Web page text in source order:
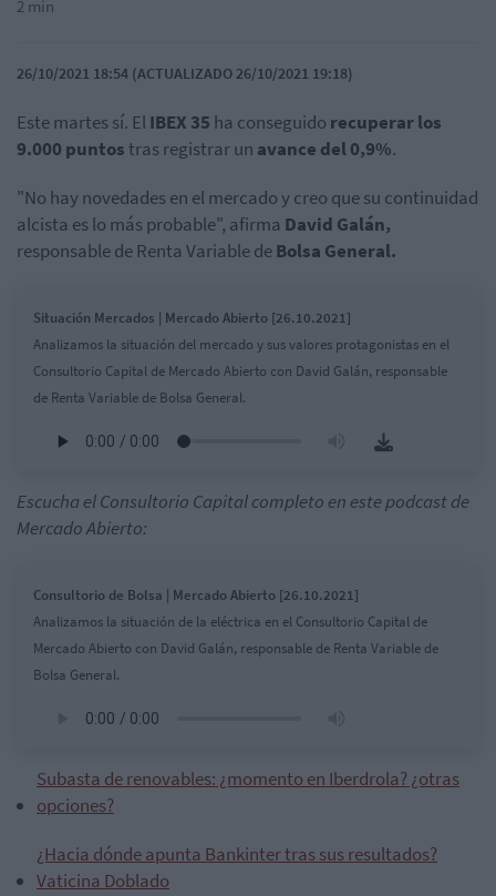
2 min
26/10/2021 18:54 (ACTUALIZADO 26/10/2021 19:18)
Este martes sí. ElIBEX 35 ha conseguido recuperar los
9.000 puntostras registrar un avance del 0,9%.
"No hay novedades en el mercado y creo que su continuidad
alcista es lo más probable", afirma David Galán,
responsable de Renta Variable deBolsa General.
Situación Mercados | Mercado Abierto [26.10.2021]
Analizamos la situación del mercado y sus valores protagonistas en el
Consultorio Capital de Mercado Abierto con David Galán, responsable
de Renta Variable de Bolsa General.
Escucha el Consultorio Capital completo en este podcast de
Mercado Abierto:
Consultorio de Bolsa | Mercado Abierto [26.10.2021]
Analizamos la situación de la eléctrica en el Consultorio Capital de
Mercado Abierto con David Galán, responsable de Renta Variable de
Bolsa General.
Subasta de renovables: ¿momento en Iberdrola? ¿otras
opciones?
¿Hacia dónde apunta Bankinter tras sus resultados?
Vaticina Doblado